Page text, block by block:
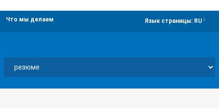
Что мы делаем Язык страницы: RU